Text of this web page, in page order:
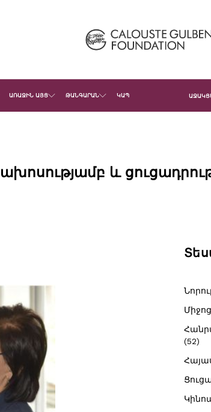
ԱՌԱՋԻՆ ԱՅՑ ԹԱՆԳԱՐԱՆ ԿԱՊ
և
(52)